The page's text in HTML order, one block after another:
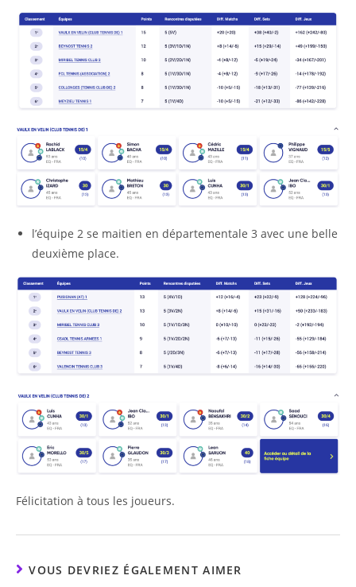
l’équipe 2 se maitien en départementale 3 avec une belle
deuxième place.
Félicitation à tous les joueurs.
VOUS DEVRIEZ ÉGALEMENT AIMER